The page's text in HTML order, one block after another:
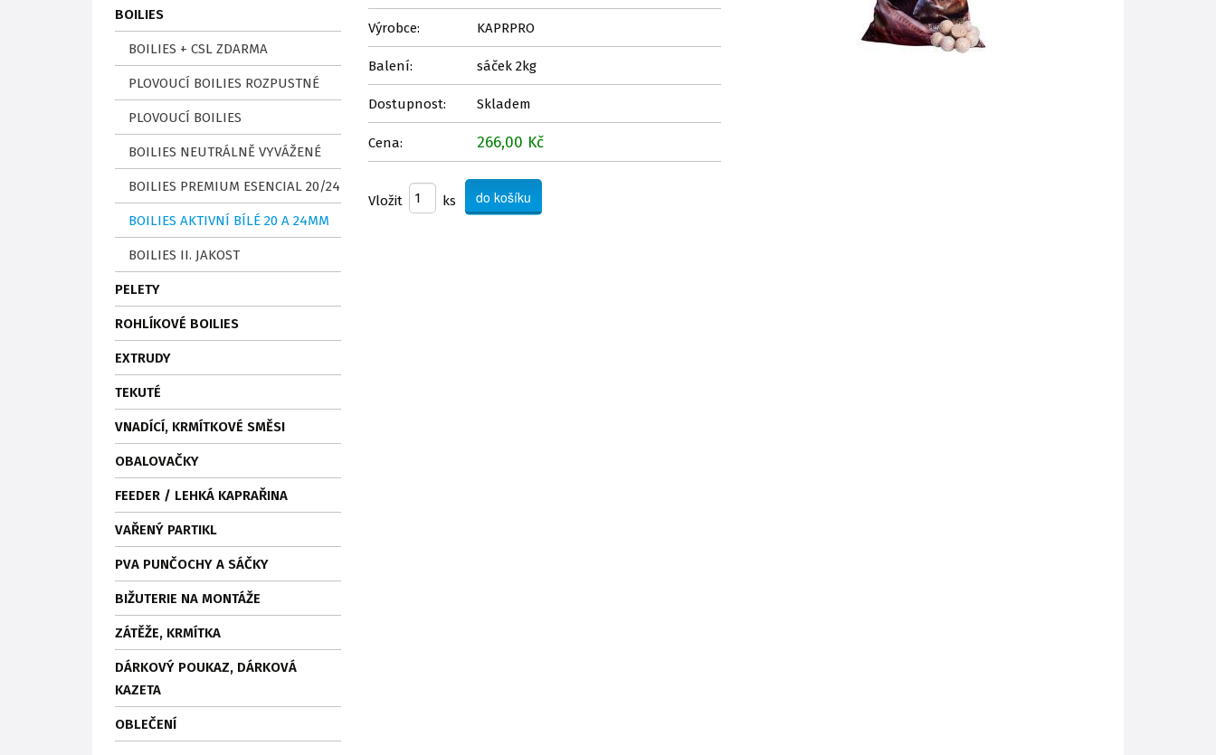
BOILIES
BOILIES + CSL ZDARMA
PLOVOUCÍ BOILIES ROZPUSTNÉ
PLOVOUCÍ BOILIES
BOILIES NEUTRÁLNĚ VYVÁŽENÉ
BOILIES PREMIUM ESENCIAL 20/24
BOILIES AKTIVNÍ BÍLÉ 20 A 24MM
BOILIES II. JAKOST
PELETY
ROHLÍKOVÉ BOILIES
EXTRUDY
TEKUTÉ
VNADÍCÍ, KRMÍTKOVÉ SMĚSI
OBALOVAČKY
FEEDER / LEHKÁ KAPRAŘINA
VAŘENÝ PARTIKL
PVA PUNČOCHY A SÁČKY
BIŽUTERIE NA MONTÁŽE
ZÁTĚŽE, KRMÍTKA
DÁRKOVÝ POUKAZ, DÁRKOVÁ
KAZETA
OBLEČENÍ
Výrobce: KAPRPRO
Balení: sáček 2kg
Dostupnost: Skladem
Cena: 266,00 Kč
Vložit ks